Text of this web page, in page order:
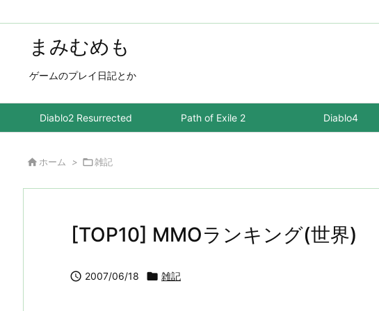
まみむめも
ゲームのプレイ日記とか
Diablo2 Resurrected Path of Exile 2 Diablo4
 ホーム > 雑記
[TOP10] MMOランキング(世界)
 2007/06/18  雑記